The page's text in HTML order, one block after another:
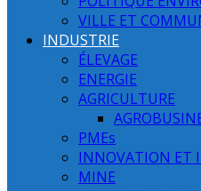
VILLE ET
INDUSTRIE
ÉLEVAGE
ENERGIE
AGRICULTURE
PMEs
INNOVATION ET
MINE